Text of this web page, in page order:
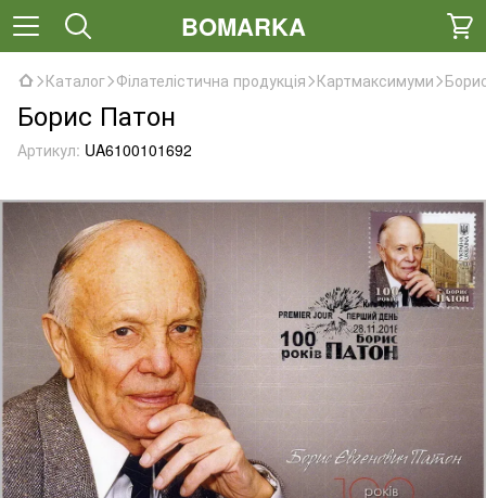
BOMARKA
Каталог Філателістична продукція Картмаксимуми
Борис Патон
Артикул: UA6100101692